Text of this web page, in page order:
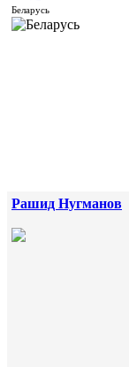
Беларусь
Рашид Нугманов